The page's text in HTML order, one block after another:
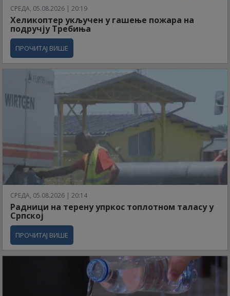
СРЕДА, 05.08.2026 | 20:19
Хеликоптер укључен у гашење пожара на
подручју Требиња
ПРОЧИТАЈ ВИШЕ
СРЕДА, 05.08.2026 | 20:14
Радници на терену упркос топлотном таласу у
Српској
ПРОЧИТАЈ ВИШЕ